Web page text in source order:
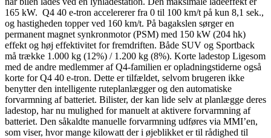
165 kW. Q4 40 e-tron accelererer fra 0 til 100 km/t på kun 8,1 sek.,
og hastigheden topper ved 160 km/t. På bagakslen sørger en
permanent magnet synkronmotor (PSM) med 150 kW (204 hk)
effekt og høj effektivitet for fremdriften. Både SUV og Sportback
må trække 1.000 kg (12%) / 1.200 kg (8%). Korte ladestop Ligesom
med de andre medlemmer af Q4-familien er opladningstiderne også
korte for Q4 40 e-tron. Dette er tilfældet, selvom brugeren ikke
benytter den intelligente ruteplanlægger og den automatiske
forvarmning af batteriet. Bilister, der kan lide selv at planlægge deres
ladestop, har nu mulighed for manuelt at aktivere forvarmning af
batteriet. Den såkaldte manuelle forvarmning udføres via MMI’en,
som viser, hvor mange kilowatt der i øjeblikket er til rådighed til